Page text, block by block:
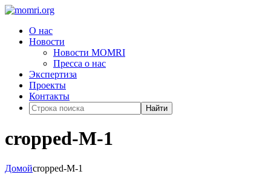
О нас
Новости
Новости MOMRI
Пресса о нас
Экспертиза
Проекты
Контакты
Найти
cropped-M-1
Домойcropped-M-1